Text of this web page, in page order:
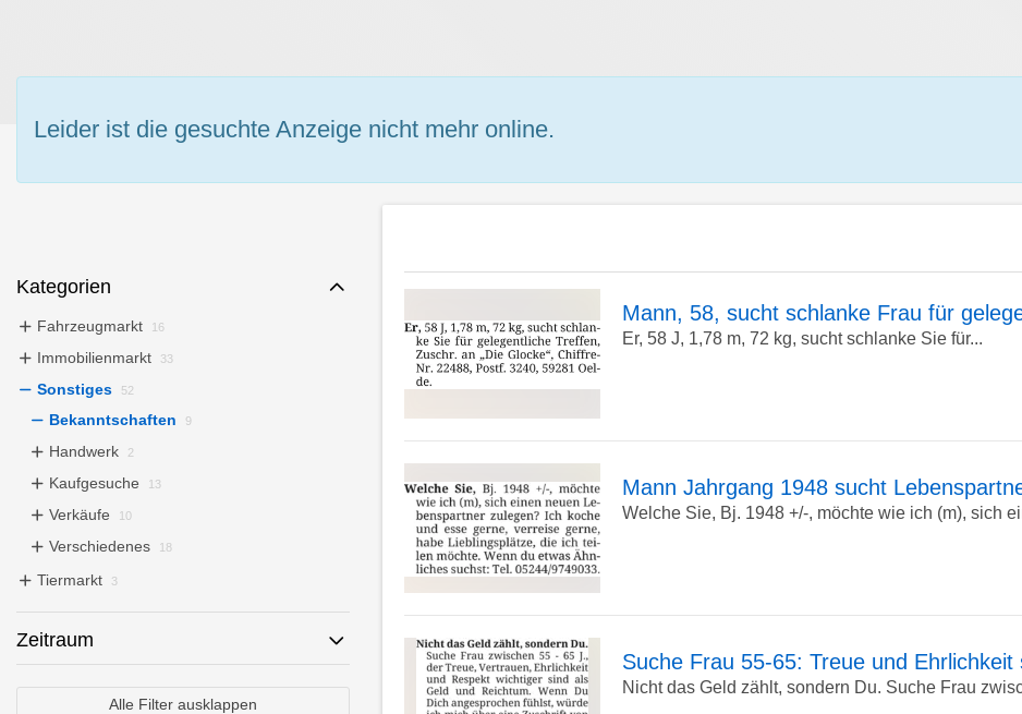
Leider ist die gesuchte Anzeige nicht mehr online.
Kategorien
Fahrzeugmarkt 16
Immobilienmarkt 33
Sonstiges 52
Bekanntschaften 9
Handwerk 2
Kaufgesuche 13
Verkäufe 10
Verschiedenes 18
Tiermarkt 3
Zeitraum
Alle Filter ausklappen
zur
Detailseite
Mann, 58, sucht schlanke Frau für
Er, 58 J, 1,78 m, 72 kg, sucht schlanke Sie für...
Detailseite
Mann Jahrgang 1948 sucht
Welche Sie, Bj. 1948 +/-, möchte wie ich (m), sich
zur
Suche Frau 55-65: Treue und Ehrlichkeit
Nicht das Geld zählt, sondern Du. Suche Frau